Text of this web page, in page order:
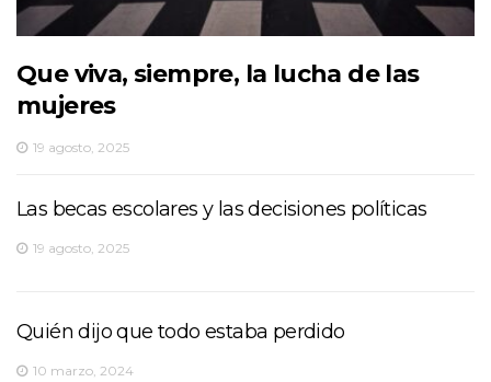
Que viva, siempre, la lucha de las
mujeres
19 agosto, 2025
Las becas escolares y las decisiones políticas
19 agosto, 2025
Quién dijo que todo estaba perdido
10 marzo, 2024